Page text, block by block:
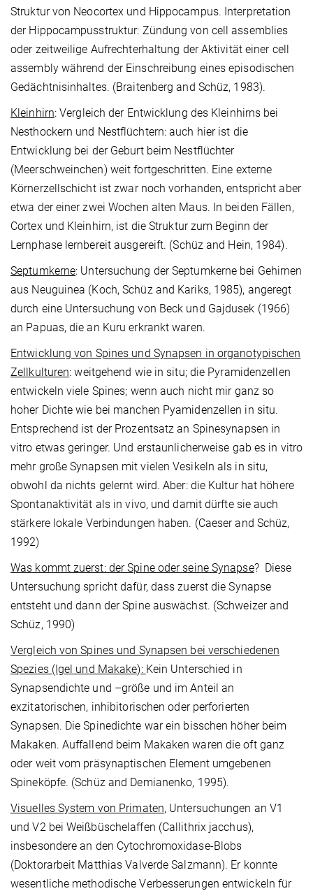
Struktur von Neocortex und Hippocampus. Interpretation
der Hippocampusstruktur: Zündung von cell assemblies
oder zeitweilige Aufrechterhaltung der Aktivität einer cell
assembly während der Einschreibung eines episodischen
Gedächtnisinhaltes. (Braitenberg and Schüz, 1983).
Kleinhirn: Vergleich der Entwicklung des Kleinhirns bei
Nesthockern und Nestflüchtern: auch hier ist die
Entwicklung bei der Geburt beim Nestflüchter
(Meerschweinchen) weit fortgeschritten. Eine externe
Körnerzellschicht ist zwar noch vorhanden, entspricht aber
etwa der einer zwei Wochen alten Maus. In beiden Fällen,
Cortex und Kleinhirn, ist die Struktur zum Beginn der
Lernphase lernbereit ausgereift. (Schüz and Hein, 1984).
Septumkerne: Untersuchung der Septumkerne bei Gehirnen
aus Neuguinea (Koch, Schüz and Kariks, 1985), angeregt
durch eine Untersuchung von Beck und Gajdusek (1966)
an Papuas, die an Kuru erkrankt waren.
Entwicklung von Spines und Synapsen in organotypischen
Zellkulturen: weitgehend wie in situ; die Pyramidenzellen
entwickeln viele Spines; wenn auch nicht mir ganz so
hoher Dichte wie bei manchen Pyamidenzellen in situ.
Entsprechend ist der Prozentsatz an Spinesynapsen in
vitro etwas geringer. Und erstaunlicherweise gab es in vitro
mehr große Synapsen mit vielen Vesikeln als in situ,
obwohl da nichts gelernt wird. Aber: die Kultur hat höhere
Spon­tan­aktivität als in vivo, und damit dürfte sie auch
stärkere lokale Verbindungen haben. (Caeser and Schüz,
1992)
Was kommt zuerst: der Spine oder seine Synapse? Diese
Untersuchung spricht dafür, dass zuerst die Synapse
entsteht und dann der Spine auswächst. (Schweizer and
Schüz, 1990)
Vergleich von Spines und Synapsen bei verschiedenen
Spezies (Igel und Makake): Kein Unterschied in
Synapsendichte und –größe und im Anteil an
exzitatorischen, inhibitorischen oder perforierten
Synapsen. Die Spinedichte war ein bisschen höher beim
Makaken. Auffallend beim Makaken waren die oft ganz
oder weit vom präsynaptischen Element umgebenen
Spineköpfe. (Schüz and Demianenko, 1995).
Visuelles System von Primaten, Untersuchungen an V1
und V2 bei Weißbüschelaffen (Callithrix jacchus),
insbesondere an den Cytochrom­oxidase-Blobs
(Doktorarbeit Matthias Valverde Salzmann). Er konnte
wesentliche metho­dische Verbesserungen entwickeln für